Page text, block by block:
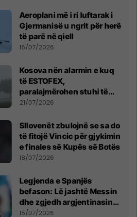
Aeroplani më i ri luftarak i
Gjermanisë u ngrit për herë
të parë në qiell
16/07/2026
Kosova nën alarmin e kuq
të ESTOFEX,
paralajmërohen stuhi të
fuqishme me breshër dhe
21/07/2026
Sllovenët zbulojnë se sa do
të fitojë Vincic për gjykimin
e finales së Kupës së Botës
18/07/2026
Legjenda e Spanjës
befason: Lë jashtë Messin
dhe zgjedh argjentinasin
më të mirë në botë
15/07/2026